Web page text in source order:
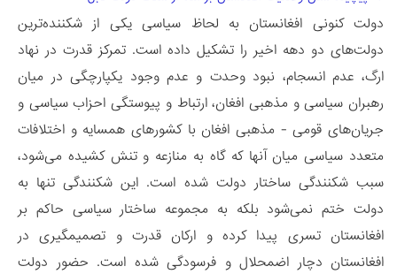
دولت کنونی افغانستان به لحاظ سیاسی یکی از شکننده‌­ترین
دولت‌های دو دهه اخیر را تشکیل داده است. تمرکز قدرت در نهاد
ارگ، عدم انسجام، نبود وحدت و عدم وجود یکپارچگی در میان
رهبران سیاسی و مذهبی افغان، ارتباط و پیوستگی احزاب سیاسی و
جریان‌های قومی - مذهبی افغان با کشورهای همسایه و اختلافات
متعدد سیاسی میان آنها که گاه به منازعه و تنش کشیده می­‌شود،
سبب شکنندگی ساختار دولت شده است. این شکنندگی تنها به
دولت ختم نمی‌­شود بلکه به مجموعه ساختار سیاسی حاکم بر
افغانستان تسری پیدا کرده و ارکان قدرت و تصمیم­گیری در
افغانستان دچار اضمحلال و فرسودگی شده است. حضور دولت